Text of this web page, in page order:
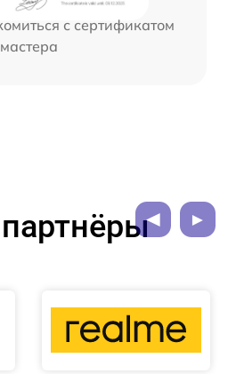
с сертификатом
мастера